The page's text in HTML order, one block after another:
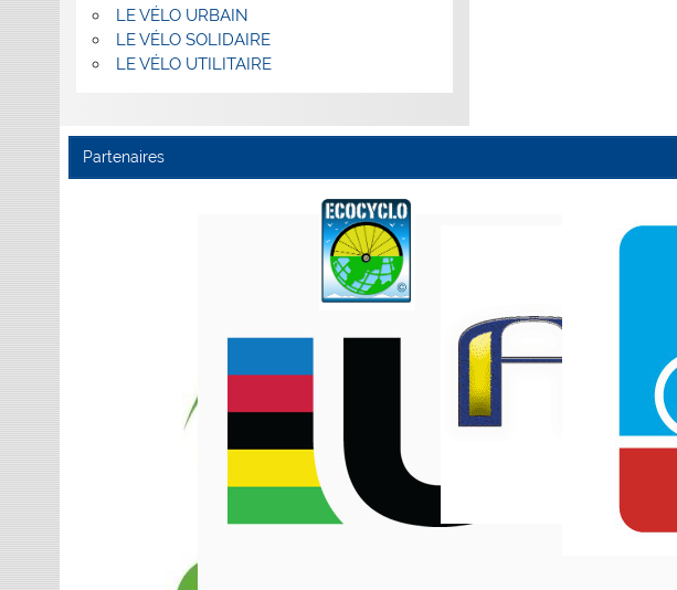
LE VÉLO URBAIN
LE VÉLO SOLIDAIRE
LE VÉLO UTILITAIRE
Partenaires